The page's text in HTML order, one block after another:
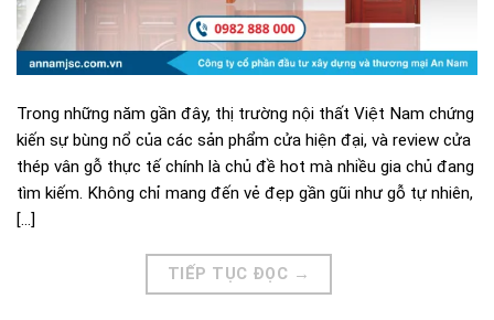
Trong những năm gần đây, thị trường nội thất Việt Nam chứng
kiến sự bùng nổ của các sản phẩm cửa hiện đại, và review cửa
thép vân gỗ thực tế chính là chủ đề hot mà nhiều gia chủ đang
tìm kiếm. Không chỉ mang đến vẻ đẹp gần gũi như gỗ tự nhiên,
[…]
TIẾP TỤC ĐỌC →